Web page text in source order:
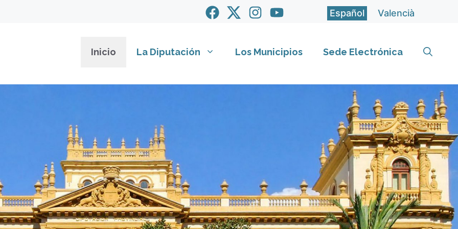
Español Valencià
Inicio La Diputación Los Municipios Sede Electrónica